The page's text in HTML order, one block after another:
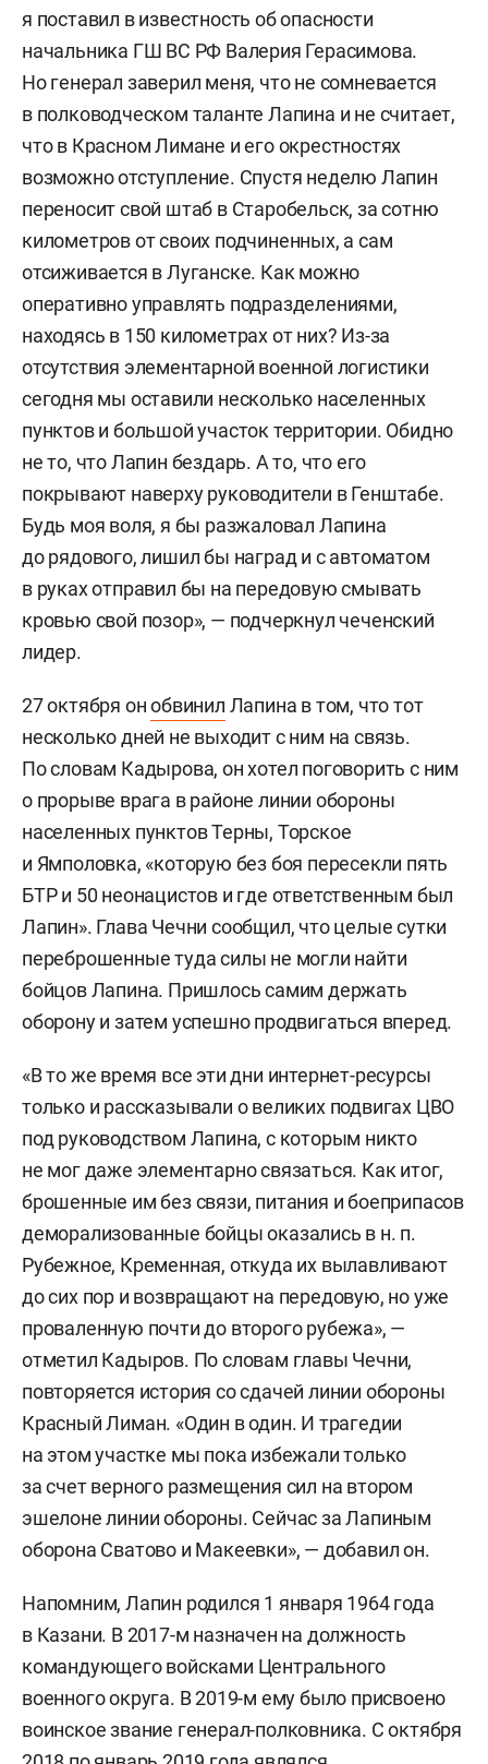
я поставил в известность об опасности
начальника ГШ ВС РФ Валерия Герасимова.
Но генерал заверил меня, что не сомневается
в полководческом таланте Лапина и не считает,
что в Красном Лимане и его окрестностях
возможно отступление. Спустя неделю Лапин
переносит свой штаб в Старобельск, за сотню
километров от своих подчиненных, а сам
отсиживается в Луганске. Как можно
оперативно управлять подразделениями,
находясь в 150 километрах от них? Из-за
отсутствия элементарной военной логистики
сегодня мы оставили несколько населенных
пунктов и большой участок территории. Обидно
не то, что Лапин бездарь. А то, что его
покрывают наверху руководители в Генштабе.
Будь моя воля, я бы разжаловал Лапина
до рядового, лишил бы наград и с автоматом
в руках отправил бы на передовую смывать
кровью свой позор», — подчеркнул чеченский
лидер.
27 октября онобвинил Лапина в том, что тот
несколько дней не выходит с ним на связь.
По словам Кадырова, он хотел поговорить с ним
о прорыве врага в районе линии обороны
населенных пунктов Терны, Торское
и Ямполовка, «которую без боя пересекли пять
БТР и 50 неонацистов и где ответственным был
Лапин». Глава Чечни сообщил, что целые сутки
переброшенные туда силы не могли найти
бойцов Лапина. Пришлось самим держать
оборону и затем успешно продвигаться вперед.
«В то же время все эти дни интернет-ресурсы
только и рассказывали о великих подвигах ЦВО
под руководством Лапина, с которым никто
не мог даже элементарно связаться. Как итог,
брошенные им без связи, питания и боеприпасов
деморализованные бойцы оказались в н. п.
Рубежное, Кременная, откуда их вылавливают
до сих пор и возвращают на передовую, но уже
проваленную почти до второго рубежа», —
отметил Кадыров. По словам главы Чечни,
повторяется история со сдачей линии обороны
Красный Лиман. «Один в один. И трагедии
на этом участке мы пока избежали только
за счет верного размещения сил на втором
эшелоне линии обороны. Сейчас за Лапиным
оборона Сватово и Макеевки», — добавил он.
Напомним, Лапин родился 1 января 1964 года
в Казани. В 2017-м назначен на должность
командующего войсками Центрального
военного округа. В 2019-м ему было присвоено
воинское звание генерал-полковника. С октября